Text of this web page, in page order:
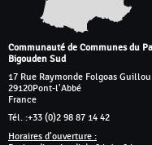
Communauté de Communes du
Bigouden Sud
17 Rue Raymonde Folgoas Guillou
29120Pont-l'Abbé
France
Tél. :+33 (0)2 98 87 14 42
Horaires d’ouverture :